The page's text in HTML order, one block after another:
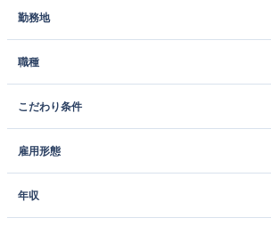
勤務地
職種
こだわり条件
雇用形態
年収